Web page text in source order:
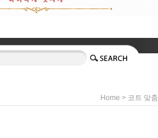
Home > 코트 맞춤